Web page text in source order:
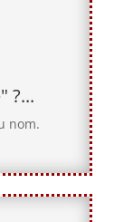
?...
nom.